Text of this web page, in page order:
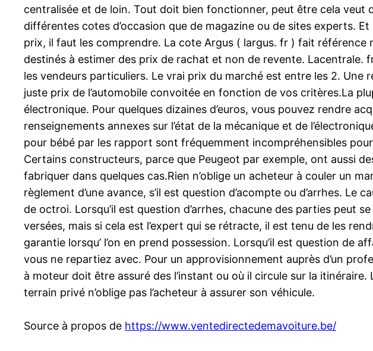
centralisée et de loin. Tout doit bien fonctionner, peut être cela
différentes cotes d’occasion que de magazine ou de sites experts.
prix, il faut les comprendre. La cote Argus ( largus. fr ) fait
destinés à estimer des prix de rachat et non de revente. Lacentrale.
les vendeurs particuliers. Le vrai prix du marché est entre les 2.
juste prix de l’automobile convoitée en fonction de vos critères.La
électronique. Pour quelques dizaines d’euros, vous pouvez rendre
renseignements annexes sur l’état de la mécanique et de
pour bébé par les rapport sont fréquemment incompréhensibles
Certains constructeurs, parce que Peugeot par exemple, ont aussi
fabriquer dans quelques cas.Rien n’oblige un acheteur à couler un
règlement d’une avance, s’il est question d’acompte ou d’arrhes.
de octroi. Lorsqu’il est question d’arrhes, chacune des parties peut
versées, mais si cela est l’expert qui se rétracte, il est tenu de les
garantie lorsqu’ l’on en prend possession. Lorsqu’il est question
vous ne repartiez avec. Pour un approvisionnement auprès d’un
à moteur doit être assuré des l’instant ou où il circule sur la
terrain privé n’oblige pas l’acheteur à assurer son véhicule.
Source à propos de https://www.ventedirectedemavoiture.be/